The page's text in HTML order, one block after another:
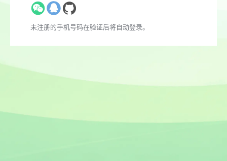
未注册的手机号码在验证后将自动登录。